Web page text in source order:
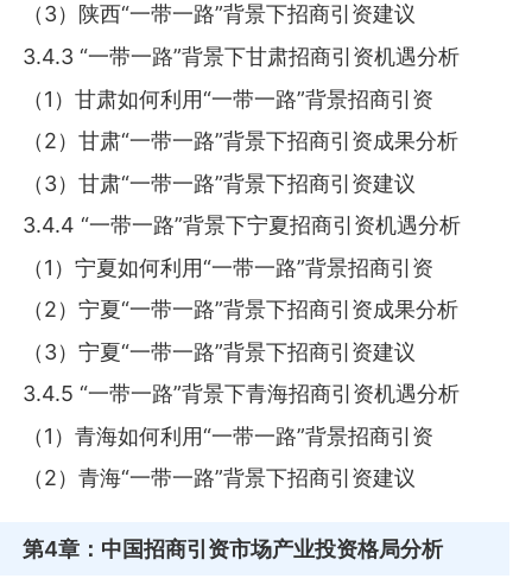
（3）陕西“一带一路”背景下招商引资建议
3.4.3 “一带一路”背景下甘肃招商引资机遇分析
（1）甘肃如何利用“一带一路”背景招商引资
（2）甘肃“一带一路”背景下招商引资成果分析
（3）甘肃“一带一路”背景下招商引资建议
3.4.4 “一带一路”背景下宁夏招商引资机遇分析
（1）宁夏如何利用“一带一路”背景招商引资
（2）宁夏“一带一路”背景下招商引资成果分析
（3）宁夏“一带一路”背景下招商引资建议
3.4.5 “一带一路”背景下青海招商引资机遇分析
（1）青海如何利用“一带一路”背景招商引资
（2）青海“一带一路”背景下招商引资建议
第4章 ：中国招商引资市场产业投资格局分析